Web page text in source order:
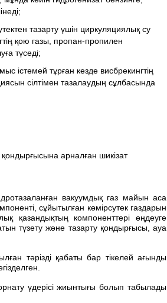
тазарту үшін циркуляциялық су
қою газы, пропан-пропилен
түседі;
істемей тұрған кезде висбрекингтің
сілтімен тазалаудың сұлбасында
арналған шикізат
вакуумдық газ майын аса
сұйытылған көмірсутек газдарын
қазандықтың компоненттері өңдеуге
түзету және тазарту қондырғысы, ауа
тәрізді қабаты бар тікелей ағынды
үдерісі жиынтығы болып табылады